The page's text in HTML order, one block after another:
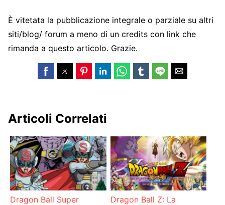
È vitetata la pubblicazione integrale o parziale su altri
siti/blog/ forum a meno di un credits con link che
rimanda a questo articolo. Grazie.
Articoli Correlati
Dragon Ball Super
Dragon Ball Z: La